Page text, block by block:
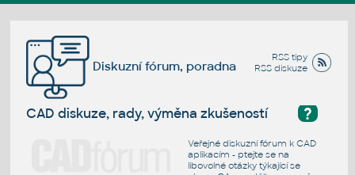
RSS tipy
RSS diskuze
Diskuzní fórum, poradna
?
CAD diskuze, rady, výměna zkušeností
Veřejné diskuzní fórum k CAD
aplikacím - ptejte se na
libovolné otázky týkající se